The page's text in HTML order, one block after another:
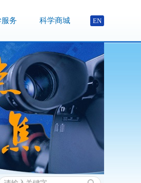
务 科学商城 EN